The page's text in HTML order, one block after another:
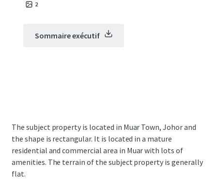
2
Sommaire exécutif
The subject property is located in Muar Town, Johor and
the shape is rectangular. It is located in a mature
residential and commercial area in Muar with lots of
amenities. The terrain of the subject property is generally
flat.